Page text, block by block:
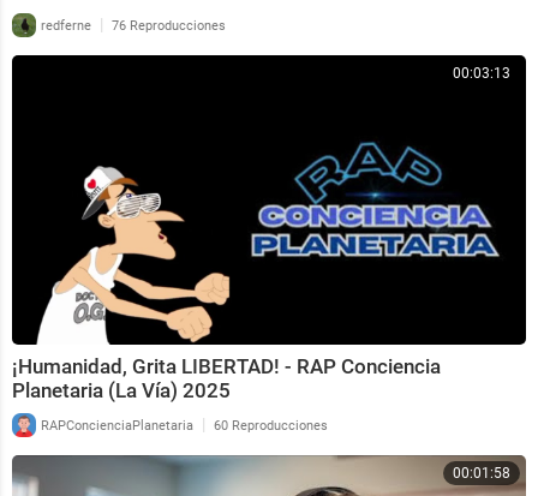
redferne | 76 Reproducciones
00:03:13
¡Humanidad, Grita LIBERTAD! - RAP Conciencia
Planetaria (La Vía) 2025
RAPConcienciaPlanetaria | 60 Reproducciones
00:01:58